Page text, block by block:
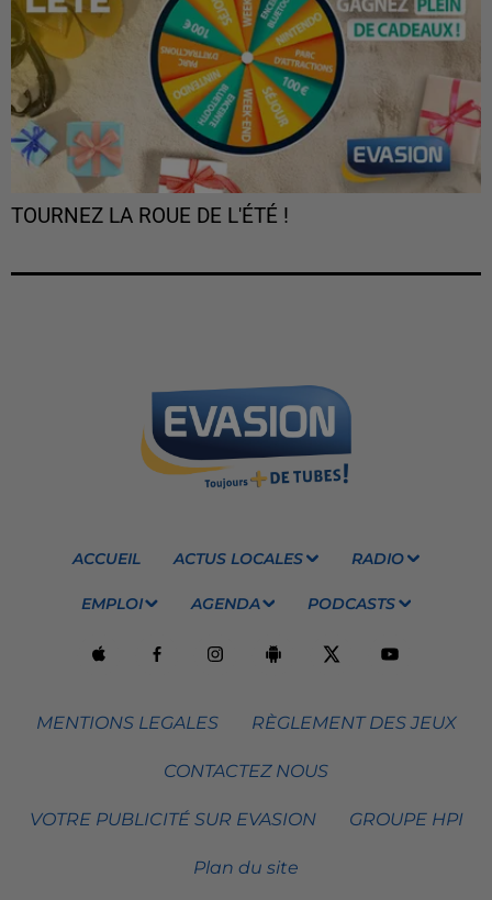
TOURNEZ LA ROUE DE L'ÉTÉ !
ACCUEIL ACTUS LOCALES RADIO
EMPLOI AGENDA PODCASTS
MENTIONS LEGALES RÈGLEMENT DES JEUX
CONTACTEZ NOUS
VOTRE PUBLICITÉ SUR EVASION GROUPE HPI
Plan du site